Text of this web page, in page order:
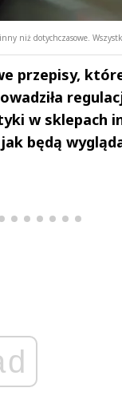
niż dotychczasowe.
przepisy,
w sklepach
będą